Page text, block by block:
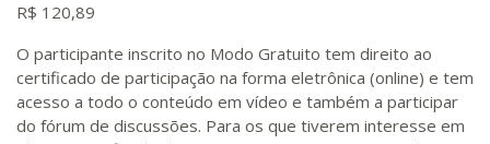
R$ 120,89
O participante inscrito no Modo Gratuito tem direito ao
certificado de participação na forma eletrônica (online) e tem
acesso a todo o conteúdo em vídeo e também a participar
do fórum de discussões. Para os que tiverem interesse em